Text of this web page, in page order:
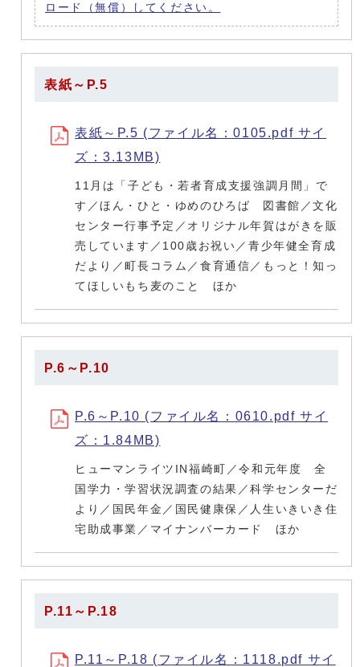
ロード（無償）してください。
表紙～P.5
表紙～P.5 (ファイル名：0105.pdf サイ
ズ：3.13MB)
11月は「子ども・若者育成支援強調月間」で
す／ほん・ひと・ゆめのひろば 図書館／文化
センター行事予定／オリジナル年賀はがきを販
売しています／100歳お祝い／青少年健全育成
だより／町長コラム／食育通信／もっと！知っ
てほしいもち麦のこと ほか
P.6～P.10
P.6～P.10 (ファイル名：0610.pdf サイ
ズ：1.84MB)
ヒューマンライツIN福崎町／令和元年度 全
国学力・学習状況調査の結果／科学センターだ
より／国民年金／国民健康保／人生いきいき住
宅助成事業／マイナンバーカード ほか
P.11～P.18
P.11～P.18 (ファイル名：1118.pdf サイ